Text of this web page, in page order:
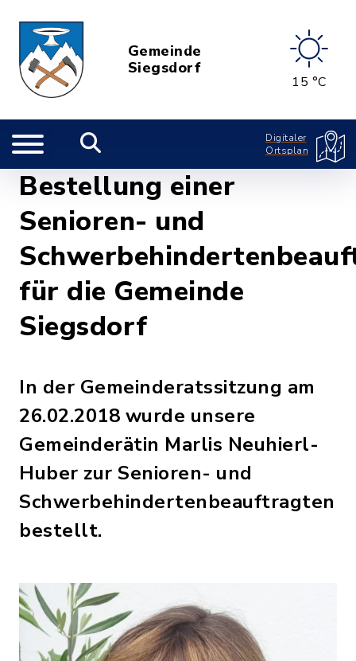
Gemeinde
Siegsdorf
15 °C
Digitaler
Ortsplan
Bestellung einer
Senioren- und
für die Gemeinde
Siegsdorf
In der Gemeinderatssitzung am
26.02.2018 wurde unsere
Gemeinderätin Marlis Neuhierl-
Huber zur Senioren- und
Schwerbehindertenbeauftragten
bestellt.